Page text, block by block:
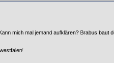
mich mal jemand aufklären? Brabus baut